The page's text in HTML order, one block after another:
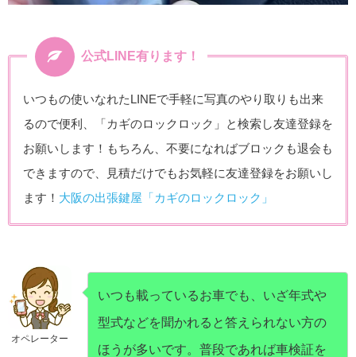
公式LINE有ります！
いつもの使いなれたLINEで手軽に写真のやり取りも出来
るので便利、「カギのロックロック」と検索し友達登録を
お願いします！もちろん、不要になればブロックも退会も
できますので、見積だけでもお気軽に友達登録をお願いし
ます！ 大阪の出張鍵屋「カギのロックロック」
オペレーター
いつも載っているお車でも、いざ年式や
型式などを聞かれると答えられない方の
ほうが多いです。普段であれば車検証を